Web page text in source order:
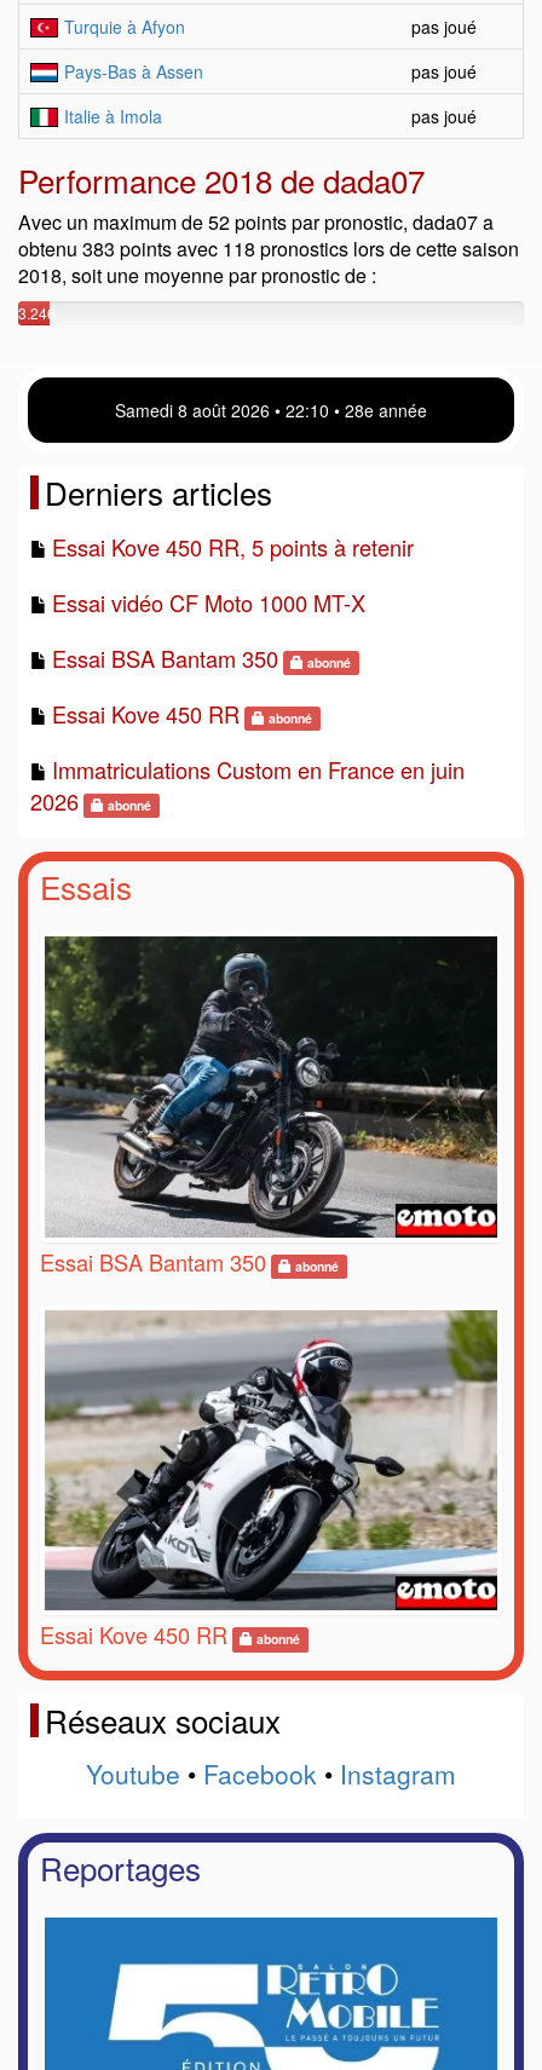
Turquie à Afyon
pas joué
Pays-Bas à Assen
pas joué
Italie à Imola
pas joué
Performance 2018 de dada07
Avec un maximum de 52 points par pronostic, dada07 a
obtenu 383 points avec 118 pronostics lors de cette saison
2018, soit une moyenne par pronostic de :
3.246
Samedi 8 août 2026 • 22 10 • 28e année
Derniers articles
Essai Kove 450 RR, 5 points à retenir
Essai vidéo CF Moto 1000 MT-X
Essai BSA Bantam 350
abonné
Essai Kove 450 RR abonné
Immatriculations Custom en France en juin
2026
abonné
Essais
Essai BSA Bantam 350 abonné
Essai Kove 450 RR abonné
Réseaux sociaux
Youtube • Facebook • Instagram
Reportages